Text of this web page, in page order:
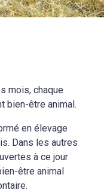
mois, chaque
bien-être animal.
en élevage
Dans les autres
à ce jour
être animal